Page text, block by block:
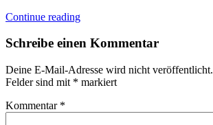
Continue reading
Schreibe einen Kommentar
Deine E-Mail-Adresse wird nicht veröffentlicht.
Felder sind mit * markiert
Kommentar *